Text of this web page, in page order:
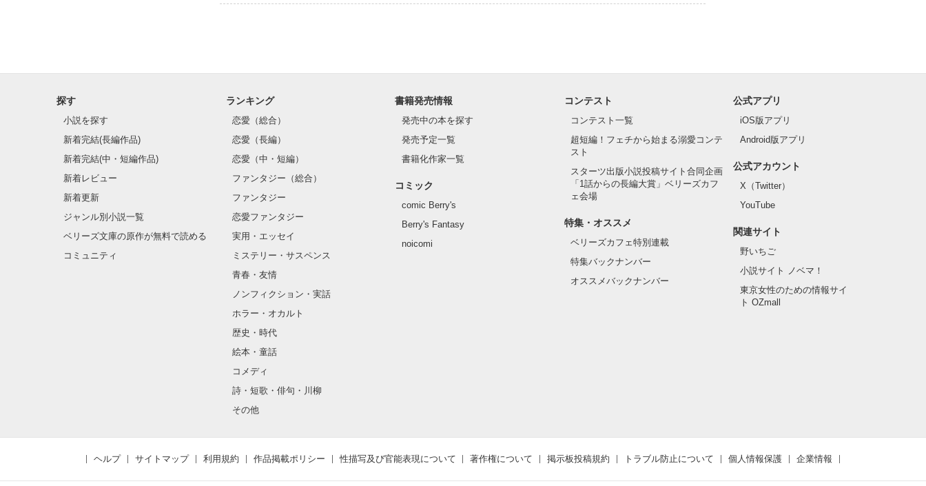
探す
小説を探す
新着完結(長編作品)
新着完結(中・短編作品)
新着レビュー
新着更新
ジャンル別小説一覧
ベリーズ文庫の原作が無料で読める
コミュニティ
ランキング
恋愛（総合）
恋愛（長編）
恋愛（中・短編）
ファンタジー（総合）
ファンタジー
恋愛ファンタジー
実用・エッセイ
ミステリー・サスペンス
青春・友情
ノンフィクション・実話
ホラー・オカルト
歴史・時代
絵本・童話
コメディ
詩・短歌・俳句・川柳
その他
書籍発売情報
発売中の本を探す
発売予定一覧
書籍化作家一覧
コミック
comic Berry's
Berry's Fantasy
noicomi
コンテスト
コンテスト一覧
超短編！フェチから始まる溺愛コンテ
スト
スターツ出版小説投稿サイト合同企画
「1話からの長編大賞」ベリーズカフ
ェ会場
特集・オススメ
ベリーズカフェ特別連載
特集バックナンバー
オススメバックナンバー
公式アプリ
iOS版アプリ
Android版アプリ
公式アカウント
X（Twitter）
YouTube
関連サイト
野いちご
小説サイト ノベマ！
東京女性のための情報サイ
ト OZmall
ヘルプ サイトマップ 利用規約 作品掲載ポリシー 性描写及び官能表現について 著作権について 掲示板投稿規約 トラブル防止について 個人情報保護 企業情報